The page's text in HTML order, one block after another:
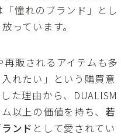
憧れのブランド」とし
っています。
再販されるアイテムも多
れたい」という購買意
た理由から、DUALISM
以上の価値を持ち、若
ンド として愛されてい